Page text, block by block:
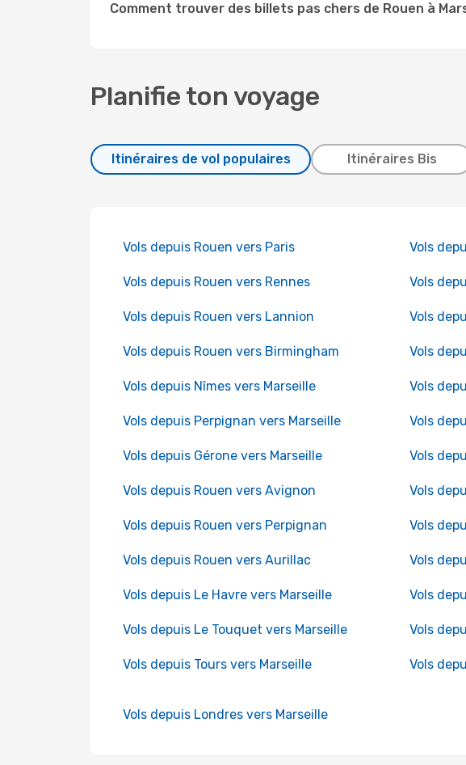
Comment trouver des billets pas chers de Rouen à
Planifie ton voyage
Itinéraires de vol populaires Itinéraires Bis
Vols depuis Rouen vers Paris Vols
Vols depuis Rouen vers Rennes Vols
Vols depuis Rouen vers Lannion Vols
Vols depuis Rouen vers Birmingham Vols
Vols depuis Nîmes vers Marseille Vols
Vols depuis Perpignan vers Marseille Vols
Vols depuis Gérone vers Marseille Vols
Vols depuis Rouen vers Avignon Vols
Vols depuis Rouen vers Perpignan Vols
Vols depuis Rouen vers Aurillac Vols
Vols depuis Le Havre vers Marseille Vols
Vols depuis Le Touquet vers Marseille Vols
Vols depuis Tours vers Marseille Vols
Vols depuis Londres vers Marseille